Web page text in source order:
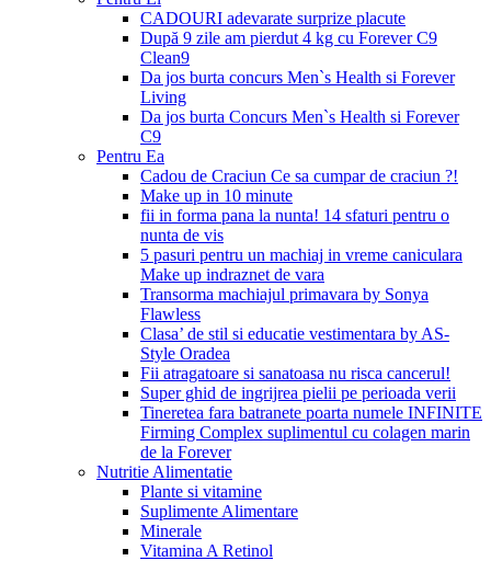
CADOURI adevarate surprize placute
După 9 zile am pierdut 4 kg cu Forever C9
Clean9
Da jos burta concurs Men`s Health si Forever
Living
Da jos burta Concurs Men`s Health si Forever
C9
Pentru Ea
Cadou de Craciun Ce sa cumpar de craciun ?!
Make up in 10 minute
fii in forma pana la nunta! 14 sfaturi pentru o
nunta de vis
5 pasuri pentru un machiaj in vreme caniculara
Make up indraznet de vara
Transorma machiajul primavara by Sonya
Flawless
Clasa’ de stil si educatie vestimentara by AS-
Style Oradea
Fii atragatoare si sanatoasa nu risca cancerul!
Super ghid de ingrijrea pielii pe perioada verii
Tineretea fara batranete poarta numele INFINITE
Firming Complex suplimentul cu colagen marin
de la Forever
Nutritie Alimentatie
Plante si vitamine
Suplimente Alimentare
Minerale
Vitamina A Retinol